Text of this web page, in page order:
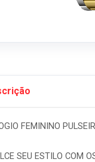
FEMININO
SEU ESTILO COM